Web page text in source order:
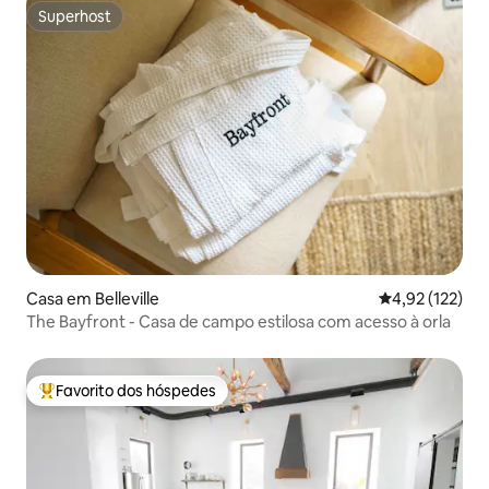
Superhost
Superhost
Casa em Belleville Classificação
4,92 (122)
The Bayfront - Casa de campo estilosa com acesso à orla
Favoritos dos hóspedes mais apreciados
Favorito dos hóspedes